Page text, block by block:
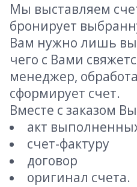
Мы выставляем
бронирует
Вам нужно лишь
чего с Вами
менеджер,
сформирует счет.
Вместе с заказом
акт
счет-фактуру
договор
оригинал счета.